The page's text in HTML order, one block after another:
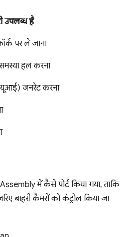
उपलब्ध है
पर ले जाना
हल करना
जनरेट करना
में कैसे पोर्ट किया गया, ताकि
बाहरी कैमरों को कंट्रोल किया जा